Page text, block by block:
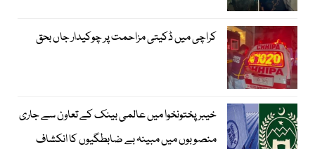
کراچی میں ڈکیتی مزاحمت پر چوکیدار جاں بحق
خیبرپختونخوا میں عالمی بینک کے تعاون سے جاری
منصوبوں میں مبینہ بے ضابطگیوں کا انکشاف